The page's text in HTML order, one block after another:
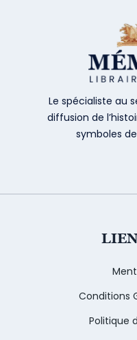
Le spécialiste au
diffusion de
symboles
Conditions
Politique